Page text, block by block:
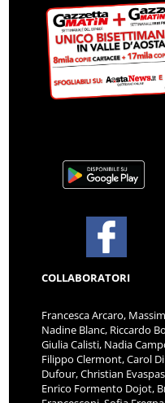
COLLABORATORI
Francesca Arcaro,
Nadine Blanc, Riccardo
Giulia Calisti, Nadia
Filippo Clermont, Carol
Dufour, Christian
Enrico Formento Dojot,